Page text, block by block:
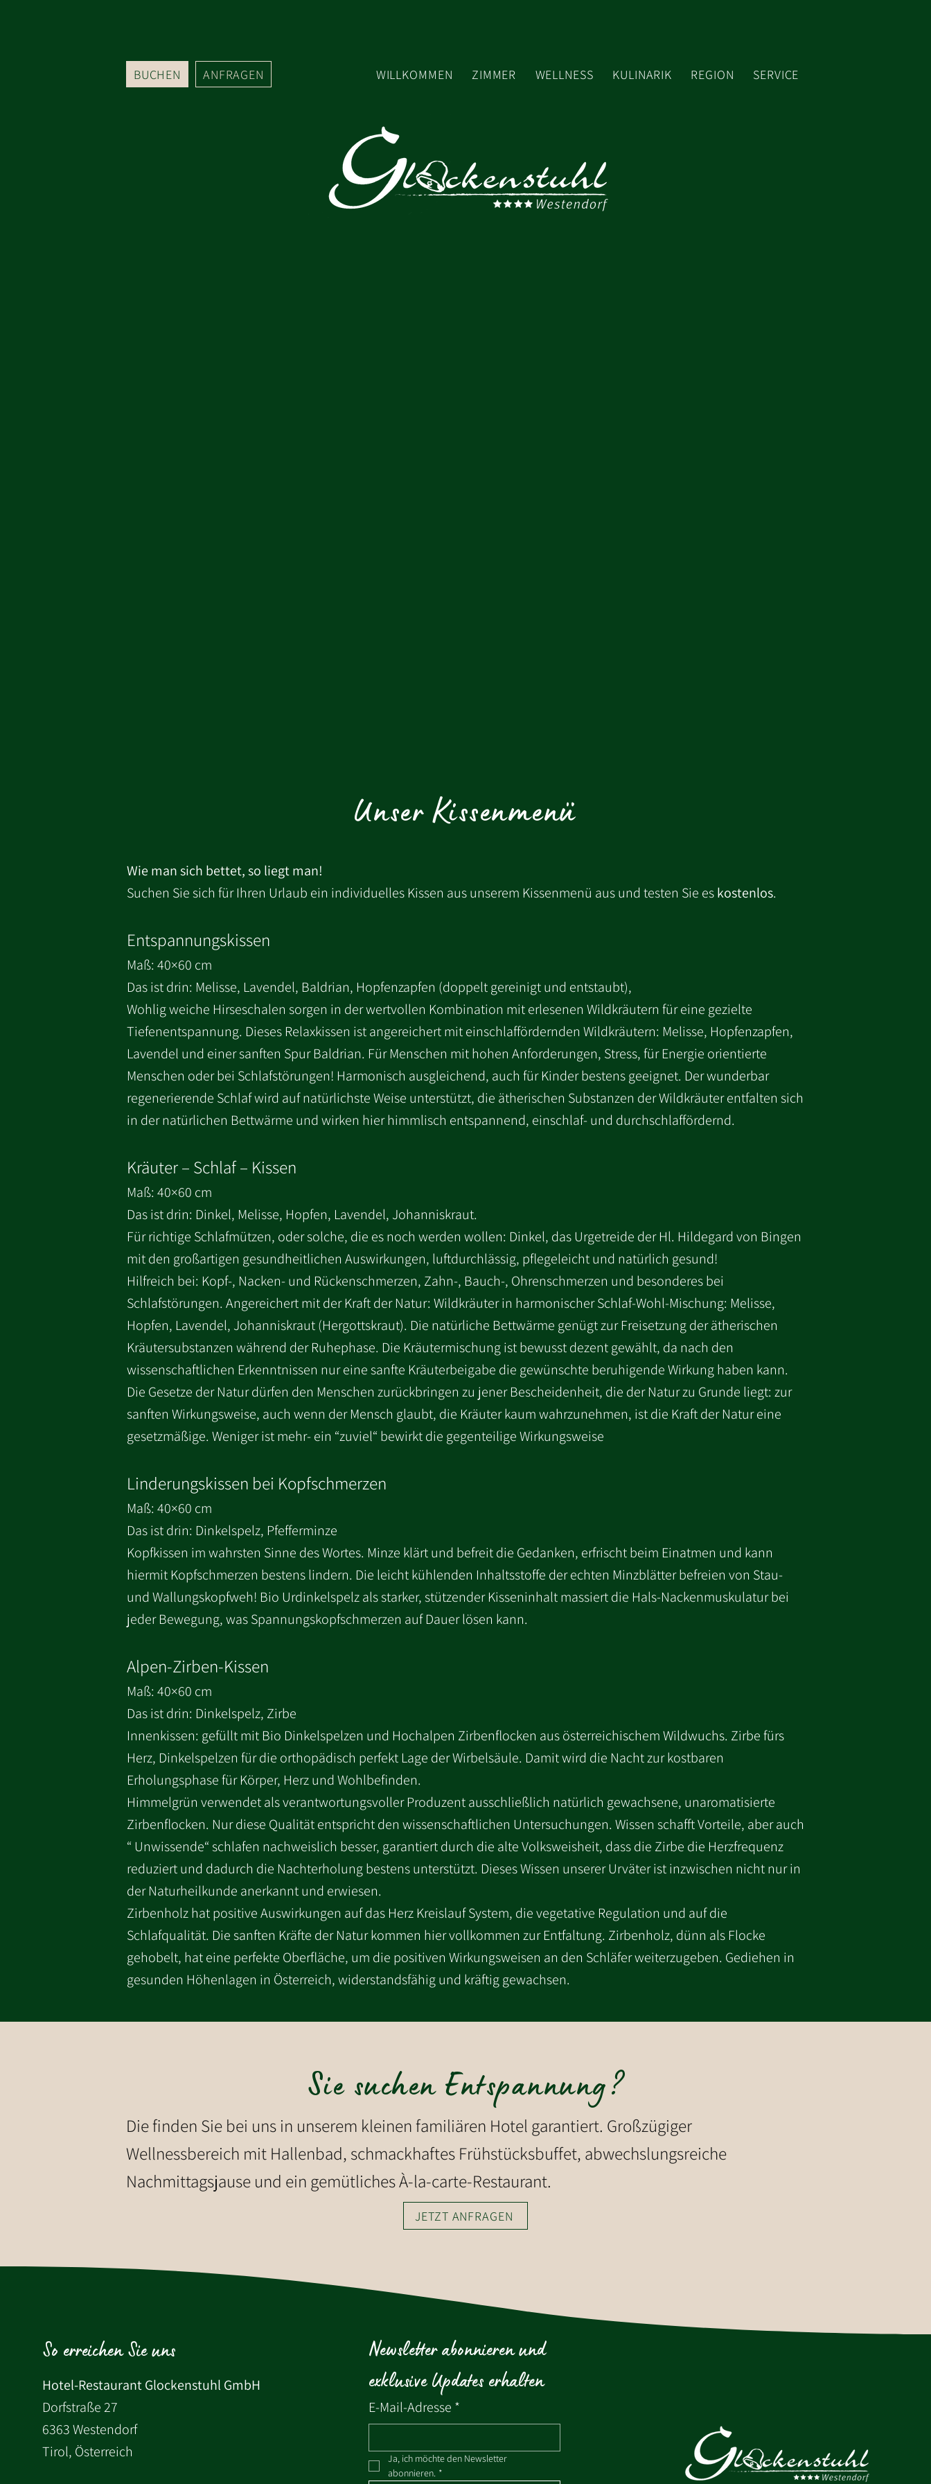
BUCHEN ANFRAGEN WILLKOMMEN ZIMMER WELLNESS KULINARIK REGION SERVICE
Unser Kissenmenü
Wie man sich bettet, so liegt man!
Suchen Sie sich für Ihren Urlaub ein individuelles Kissen aus unserem Kissenmenü aus und testen Sie eskostenlos.
Entspannungskissen
Maß: 40×60 cm
Das ist drin: Melisse, Lavendel, Baldrian, Hopfenzapfen (doppelt gereinigt und entstaubt),
Wohlig weiche Hirseschalen sorgen in der wertvollen Kombination mit erlesenen Wildkräutern für eine gezielte
Tiefenentspannung. Dieses Relaxkissen ist angereichert mit einschlaffördernden Wildkräutern: Melisse, Hopfenzapfen,
Lavendel und einer sanften Spur Baldrian. Für Menschen mit hohen Anforderungen, Stress, für Energie orientierte
Menschen oder bei Schlafstörungen! Harmonisch ausgleichend, auch für Kinder bestens geeignet. Der wunderbar
regenerierende Schlaf wird auf natürlichste Weise unterstützt, die ätherischen Substanzen der Wildkräuter entfalten sich
in der natürlichen Bettwärme und wirken hier himmlisch entspannend, einschlaf- und durchschlaffördernd.
Kräuter – Schlaf – Kissen
Maß: 40×60 cm
Das ist drin: Dinkel, Melisse, Hopfen, Lavendel, Johanniskraut.
Für richtige Schlafmützen, oder solche, die es noch werden wollen: Dinkel, das Urgetreide der Hl. Hildegard von Bingen
mit den großartigen gesundheitlichen Auswirkungen, luftdurchlässig, pflegeleicht und natürlich gesund!
Hilfreich bei: Kopf-, Nacken- und Rückenschmerzen, Zahn-, Bauch-, Ohrenschmerzen und besonderes bei
Schlafstörungen. Angereichert mit der Kraft der Natur: Wildkräuter in harmonischer Schlaf-Wohl-Mischung: Melisse,
Hopfen, Lavendel, Johanniskraut (Hergottskraut). Die natürliche Bettwärme genügt zur Freisetzung der ätherischen
Kräutersubstanzen während der Ruhephase. Die Kräutermischung ist bewusst dezent gewählt, da nach den
wissenschaftlichen Erkenntnissen nur eine sanfte Kräuterbeigabe die gewünschte beruhigende Wirkung haben kann.
Die Gesetze der Natur dürfen den Menschen zurückbringen zu jener Bescheidenheit, die der Natur zu Grunde liegt: zur
sanften Wirkungsweise, auch wenn der Mensch glaubt, die Kräuter kaum wahrzunehmen, ist die Kraft der Natur eine
gesetzmäßige. Weniger ist mehr- ein “zuviel“ bewirkt die gegenteilige Wirkungsweise
Linderungskissen bei Kopfschmerzen
Maß: 40×60 cm
Das ist drin: Dinkelspelz, Pfefferminze
Kopfkissen im wahrsten Sinne des Wortes. Minze klärt und befreit die Gedanken, erfrischt beim Einatmen und kann
hiermit Kopfschmerzen bestens lindern. Die leicht kühlenden Inhaltsstoffe der echten Minzblätter befreien von Stau-
und Wallungskopfweh! Bio Urdinkelspelz als starker, stützender Kisseninhalt massiert die Hals-Nackenmuskulatur bei
jeder Bewegung, was Spannungskopfschmerzen auf Dauer lösen kann.
Alpen-Zirben-Kissen
Maß: 40×60 cm
Das ist drin: Dinkelspelz, Zirbe
Innenkissen: gefüllt mit Bio Dinkelspelzen und Hochalpen Zirbenflocken aus österreichischem Wildwuchs. Zirbe fürs
Herz, Dinkelspelzen für die orthopädisch perfekt Lage der Wirbelsäule. Damit wird die Nacht zur kostbaren
Erholungsphase für Körper, Herz und Wohlbefinden.
Himmelgrün verwendet als verantwortungsvoller Produzent ausschließlich natürlich gewachsene, unaromatisierte
Zirbenflocken. Nur diese Qualität entspricht den wissenschaftlichen Untersuchungen. Wissen schafft Vorteile, aber auch
“ Unwissende“ schlafen nachweislich besser, garantiert durch die alte Volksweisheit, dass die Zirbe die Herzfrequenz
reduziert und dadurch die Nachterholung bestens unterstützt. Dieses Wissen unserer Urväter ist inzwischen nicht nur in
der Naturheilkunde anerkannt und erwiesen.
Zirbenholz hat positive Auswirkungen auf das Herz Kreislauf System, die vegetative Regulation und auf die
Schlafqualität. Die sanften Kräfte der Natur kommen hier vollkommen zur Entfaltung. Zirbenholz, dünn als Flocke
gehobelt, hat eine perfekte Oberfläche, um die positiven Wirkungsweisen an den Schläfer weiterzugeben. Gediehen in
gesunden Höhenlagen in Österreich, widerstandsfähig und kräftig gewachsen.
Sie suchen Entspannung?
Die finden Sie bei uns in unserem kleinen familiären Hotel garantiert. Großzügiger
Wellnessbereich mit Hallenbad, schmackhaftes Frühstücksbuffet, abwechslungsreiche
Nachmittagsjause und ein gemütliches À-la-carte-Restaurant.
JETZT ANFRAGEN
So erreichen Sie uns
Hotel-Restaurant Glockenstuhl GmbH
Dorfstraße 27
6363 Westendorf
Tirol, Österreich
Newsletter abonnieren und
exklusive Updates erhalten
E-Mail-Adresse *
Ja, ich möchte den Newsletter
abonnieren. *